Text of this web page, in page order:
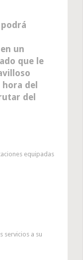
un
que le
del
del
equipadas
servicios a su